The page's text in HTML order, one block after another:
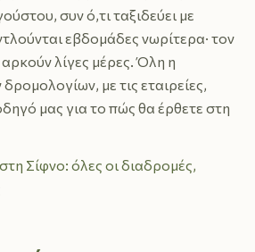
συν ό,τι ταξιδεύει με
εβδομάδες νωρίτερα· τον
λίγες μέρες. Όλη η
με τις εταιρείες,
μας για το πώς θα έρθετε στη
Σίφνο: όλες οι διαδρομές,